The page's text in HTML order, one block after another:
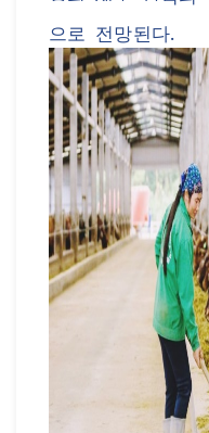
으로 전망된다.